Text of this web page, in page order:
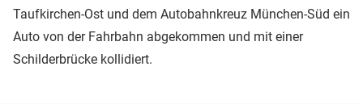
Taufkirchen-Ost und dem Autobahnkreuz München-Süd ein
Auto von der Fahrbahn abgekommen und mit einer
Schilderbrücke kollidiert.